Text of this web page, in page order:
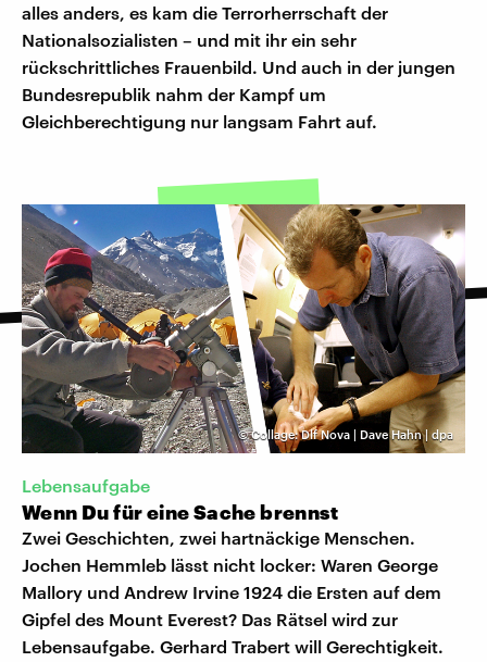
alles anders, es kam die Terrorherrschaft der
Nationalsozialisten – und mit ihr ein sehr
rückschrittliches Frauenbild. Und auch in der jungen
Bundesrepublik nahm der Kampf um
Gleichberechtigung nur langsam Fahrt auf.
©Collage: Dlf Nova | Dave Hahn | dpa
Lebensaufgabe
Wenn Du für eine Sache brennst
Zwei Geschichten, zwei hartnäckige Menschen.
Jochen Hemmleb lässt nicht locker: Waren George
Mallory und Andrew Irvine 1924 die Ersten auf dem
Gipfel des Mount Everest? Das Rätsel wird zur
Lebensaufgabe. Gerhard Trabert will Gerechtigkeit.